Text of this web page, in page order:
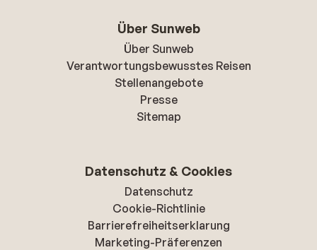
Über Sunweb
Über Sunweb
Verantwortungsbewusstes Reisen
Stellenangebote
Presse
Sitemap
Datenschutz & Cookies
Datenschutz
Cookie-Richtlinie
Barrierefreiheitserklarung
Marketing-Präferenzen